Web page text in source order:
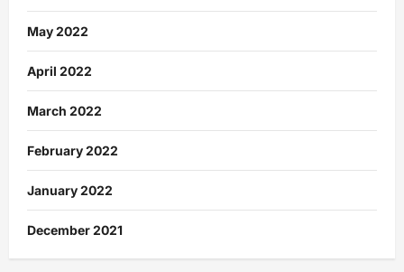
May 2022
April 2022
March 2022
February 2022
January 2022
December 2021